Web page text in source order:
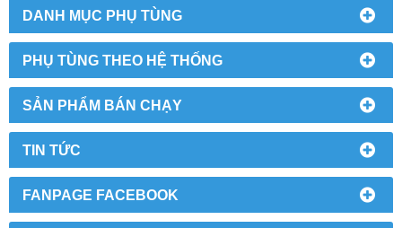
DANH MỤC PHỤ TÙNG
PHỤ TÙNG THEO HỆ THỐNG
SẢN PHẨM BÁN CHẠY
TIN TỨC
FANPAGE FACEBOOK